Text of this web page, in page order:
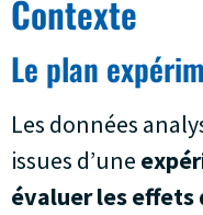
Contexte
Le plan
Les données
issues d’une
évaluer les